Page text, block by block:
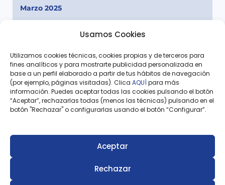
Usamos Cookies
Utilizamos cookies técnicas, cookies propias y de terceros para
fines analíticos y para mostrarte publicidad personalizada en
base a un perfil elaborado a partir de tus hábitos de navegación
(por ejemplo, páginas visitadas). Clica AQUÍ para más
información. Puedes aceptar todas las cookies pulsando el botón
“Aceptar”, rechazarlas todas (menos las técnicas) pulsando en el
botón "Rechazar" o configurarlas usando el botón “Configurar”.
Aceptar
Rechazar
Marzo 2025
Ant
Artículo Anterior Siguiente Artículo